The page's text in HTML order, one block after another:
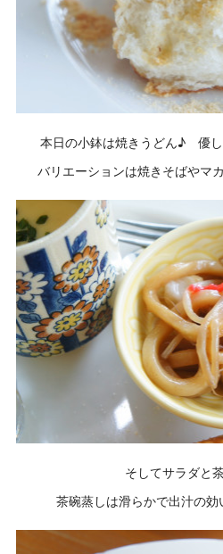
本日の小鉢は焼きうどん♪ 優し
バリエーションは焼きそばやマ
そしてサラダと
茶碗蒸しは滑らかで出汁の